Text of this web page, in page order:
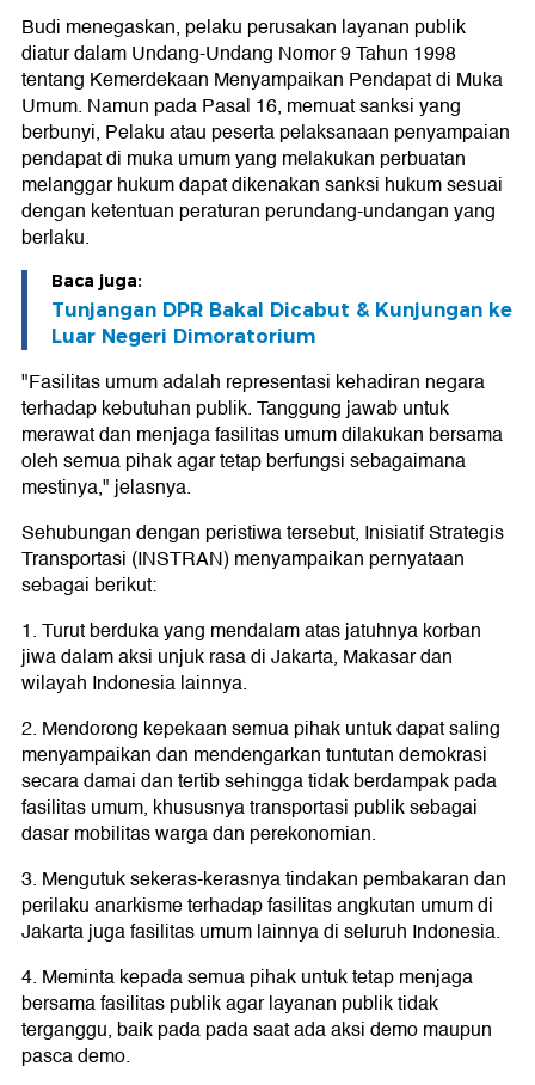
Budi menegaskan, pelaku perusakan layanan publik
diatur dalam Undang-Undang Nomor 9 Tahun 1998
tentang Kemerdekaan Menyampaikan Pendapat di Muka
Umum. Namun pada Pasal 16, memuat sanksi yang
berbunyi, Pelaku atau peserta pelaksanaan penyampaian
pendapat di muka umum yang melakukan perbuatan
melanggar hukum dapat dikenakan sanksi hukum sesuai
dengan ketentuan peraturan perundang-undangan yang
berlaku.
Baca juga:
Tunjangan DPR Bakal Dicabut & Kunjungan ke
Luar Negeri Dimoratorium
"Fasilitas umum adalah representasi kehadiran negara
terhadap kebutuhan publik. Tanggung jawab untuk
merawat dan menjaga fasilitas umum dilakukan bersama
oleh semua pihak agar tetap berfungsi sebagaimana
mestinya," jelasnya.
Sehubungan dengan peristiwa tersebut, Inisiatif Strategis
Transportasi (INSTRAN) menyampaikan pernyataan
sebagai berikut:
1. Turut berduka yang mendalam atas jatuhnya korban
jiwa dalam aksi unjuk rasa di Jakarta, Makasar dan
wilayah Indonesia lainnya.
2. Mendorong kepekaan semua pihak untuk dapat saling
menyampaikan dan mendengarkan tuntutan demokrasi
secara damai dan tertib sehingga tidak berdampak pada
fasilitas umum, khususnya transportasi publik sebagai
dasar mobilitas warga dan perekonomian.
3. Mengutuk sekeras-kerasnya tindakan pembakaran dan
perilaku anarkisme terhadap fasilitas angkutan umum di
Jakarta juga fasilitas umum lainnya di seluruh Indonesia.
4. Meminta kepada semua pihak untuk tetap menjaga
bersama fasilitas publik agar layanan publik tidak
terganggu, baik pada pada saat ada aksi demo maupun
pasca demo.